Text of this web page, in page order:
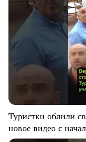
Туристки облили
новое видео с